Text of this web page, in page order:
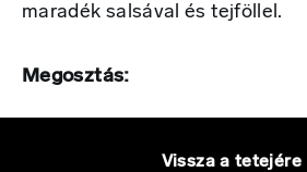
maradék salsával és tejföllel.
Megosztás:
Vissza a tetejére